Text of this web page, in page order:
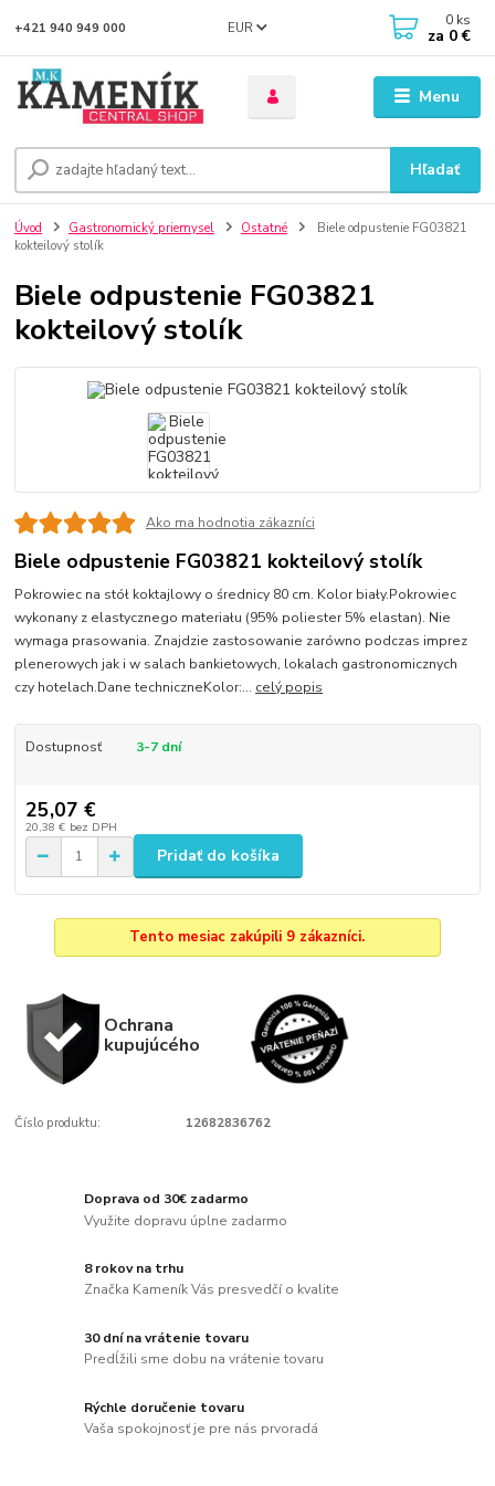
Menu
EUR
Hľadať
+421 940 949 000 0 ks
za 0 €
Úvod Gastronomický priemysel Ostatné
Biele odpustenie FG03821
kokteilový stolík
Biele odpustenie FG03821
kokteilový stolík
Ako ma hodnotia zákazníci
Biele odpustenie FG03821 kokteilový stolík
Pokrowiec na stół koktajlowy o średnicy 80 cm. Kolor biały.Pokrowiec
wykonany z elastycznego materiału (95% poliester 5% elastan). Nie
wymaga prasowania. Znajdzie zastosowanie zarówno podczas imprez
plenerowych jak i w salach bankietowych, lokalach gastronomicznych
czy hotelach.Dane techniczneKolor:... celý popis
Dostupnosť 3-7 dní
25,07 €
20,38 € bez DPH
Pridať do košíka
Tento mesiac zakúpili 9 zákazníci.
Ochrana
kupujúcého
Číslo produktu: 12682836762
Doprava od 30€ zadarmo
Využite dopravu úplne zadarmo
8 rokov na trhu
Značka Kameník Vás presvedčí o kvalite
30 dní na vrátenie tovaru
Predĺžili sme dobu na vrátenie tovaru
Rýchle doručenie tovaru
Vaša spokojnosť je pre nás prvoradá